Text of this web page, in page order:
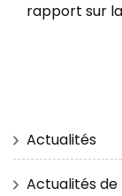
rapport sur
Actualités
Actualités